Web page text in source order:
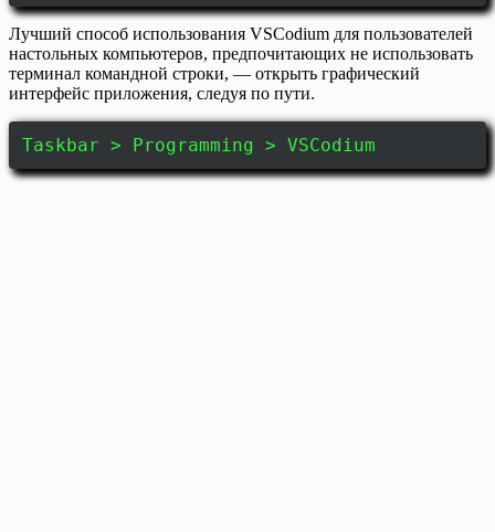
Лучший способ использования VSCodium для пользователей
настольных компьютеров, предпочитающих не использовать
терминал командной строки, — открыть графический
интерфейс приложения, следуя по пути.
Taskbar > Programming > VSCodium